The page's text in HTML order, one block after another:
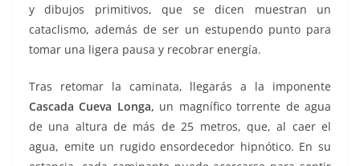
y dibujos primitivos, que se dicen muestran un
cataclismo, además de ser un estupendo punto para
tomar una ligera pausa y recobrar energía.
Tras retomar la caminata, llegarás a la imponente
Cascada Cueva Longa, un magnífico torrente de agua
de una altura de más de 25 metros, que, al caer el
agua, emite un rugido ensordecedor hipnótico. En su